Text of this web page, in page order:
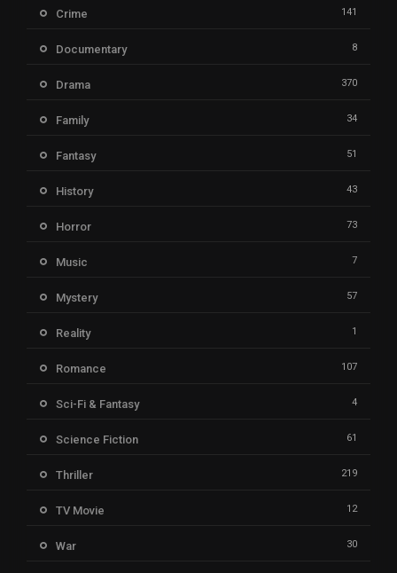
Crime 141
Documentary 8
Drama 370
Family 34
Fantasy 51
History 43
Horror 73
Music 7
Mystery 57
Reality 1
Romance 107
Sci-Fi & Fantasy 4
Science Fiction 61
Thriller 219
TV Movie 12
War 30